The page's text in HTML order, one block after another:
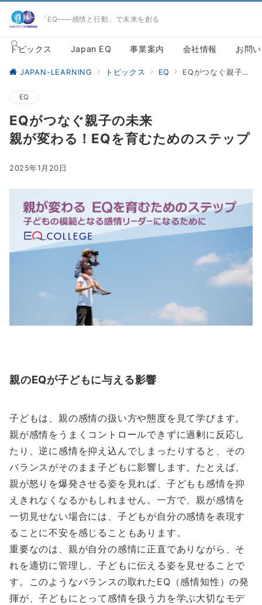
「EQ――感情と行動」で未来を創る
トピックス Japan EQ 事業案内 会社情報 お問
JAPAN-LEARNING トピックス EQ EQがつなぐ親子の未来親が変わる！EQを育むためのステップ
EQ
EQがつなぐ親子の未来
親が変わる！EQを育むためのステップ
2025年1月20日
親のEQが子どもに与える影響
子どもは、親の感情の扱い方や態度を見て学びます。
親が感情をうまくコントロールできずに過剰に反応し
たり、逆に感情を抑え込んでしまったりすると、その
バランスがそのまま子どもに影響します。たとえば、
親が怒りを爆発させる姿を見れば、子どもも感情を抑
えきれなくなるかもしれません。一方で、親が感情を
一切見せない場合には、子どもが自分の感情を表現す
ることに不安を感じることもあります。
重要なのは、親が自分の感情に正直でありながら、そ
れを適切に管理し、子どもに伝える姿を見せることで
す。このようなバランスの取れたEQ（感情知性）の発
揮が、子どもにとって感情を扱う力を学ぶ大切なモデ